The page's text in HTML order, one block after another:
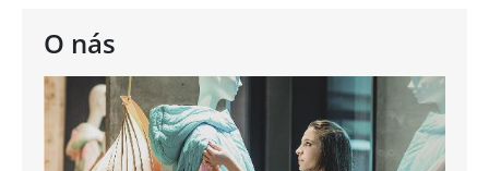
O nás